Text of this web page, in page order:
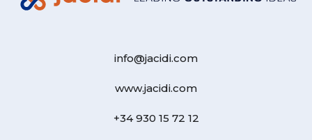
info@jacidi.com
www.jacidi.com
+34 930 15 72 12